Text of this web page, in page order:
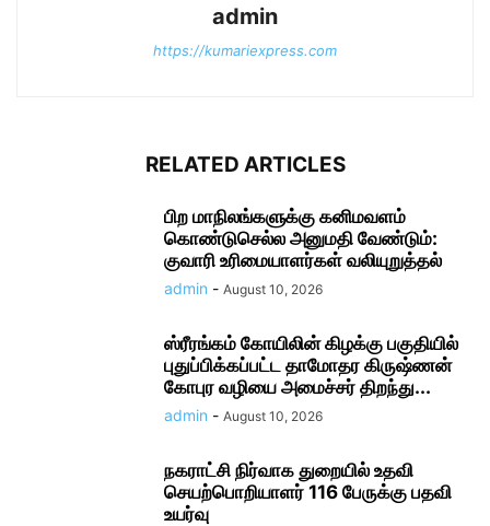
admin
https://kumariexpress.com
RELATED ARTICLES
பிற மாநிலங்களுக்கு கனிமவளம்
கொண்டுசெல்ல அனுமதி வேண்டும்:
குவாரி உரிமையாளர்கள் வலியுறுத்தல்
admin - August 10, 2026
ஸ்ரீரங்கம் கோயிலின் கிழக்கு பகுதியில்
புதுப்பிக்கப்பட்ட தாமோதர கிருஷ்ணன்
கோபுர வழியை அமைச்சர் திறந்து...
admin - August 10, 2026
நகராட்சி நிர்வாக துறையில் உதவி
செயற்பொறியாளர் 116 பேருக்கு பதவி
உயர்வு